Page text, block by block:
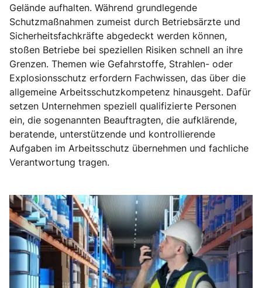
Gelände aufhalten. Während grundlegende
Schutzmaßnahmen zumeist durch Betriebsärzte und
Sicherheitsfachkräfte abgedeckt werden können,
stoßen Betriebe bei speziellen Risiken schnell an ihre
Grenzen. Themen wie Gefahrstoffe, Strahlen- oder
Explosionsschutz erfordern Fachwissen, das über die
allgemeine Arbeitsschutzkompetenz hinausgeht. Dafür
setzen Unternehmen speziell qualifizierte Personen
ein, die sogenannten Beauftragten, die aufklärende,
beratende, unterstützende und kontrollierende
Aufgaben im Arbeitsschutz übernehmen und fachliche
Verantwortung tragen.